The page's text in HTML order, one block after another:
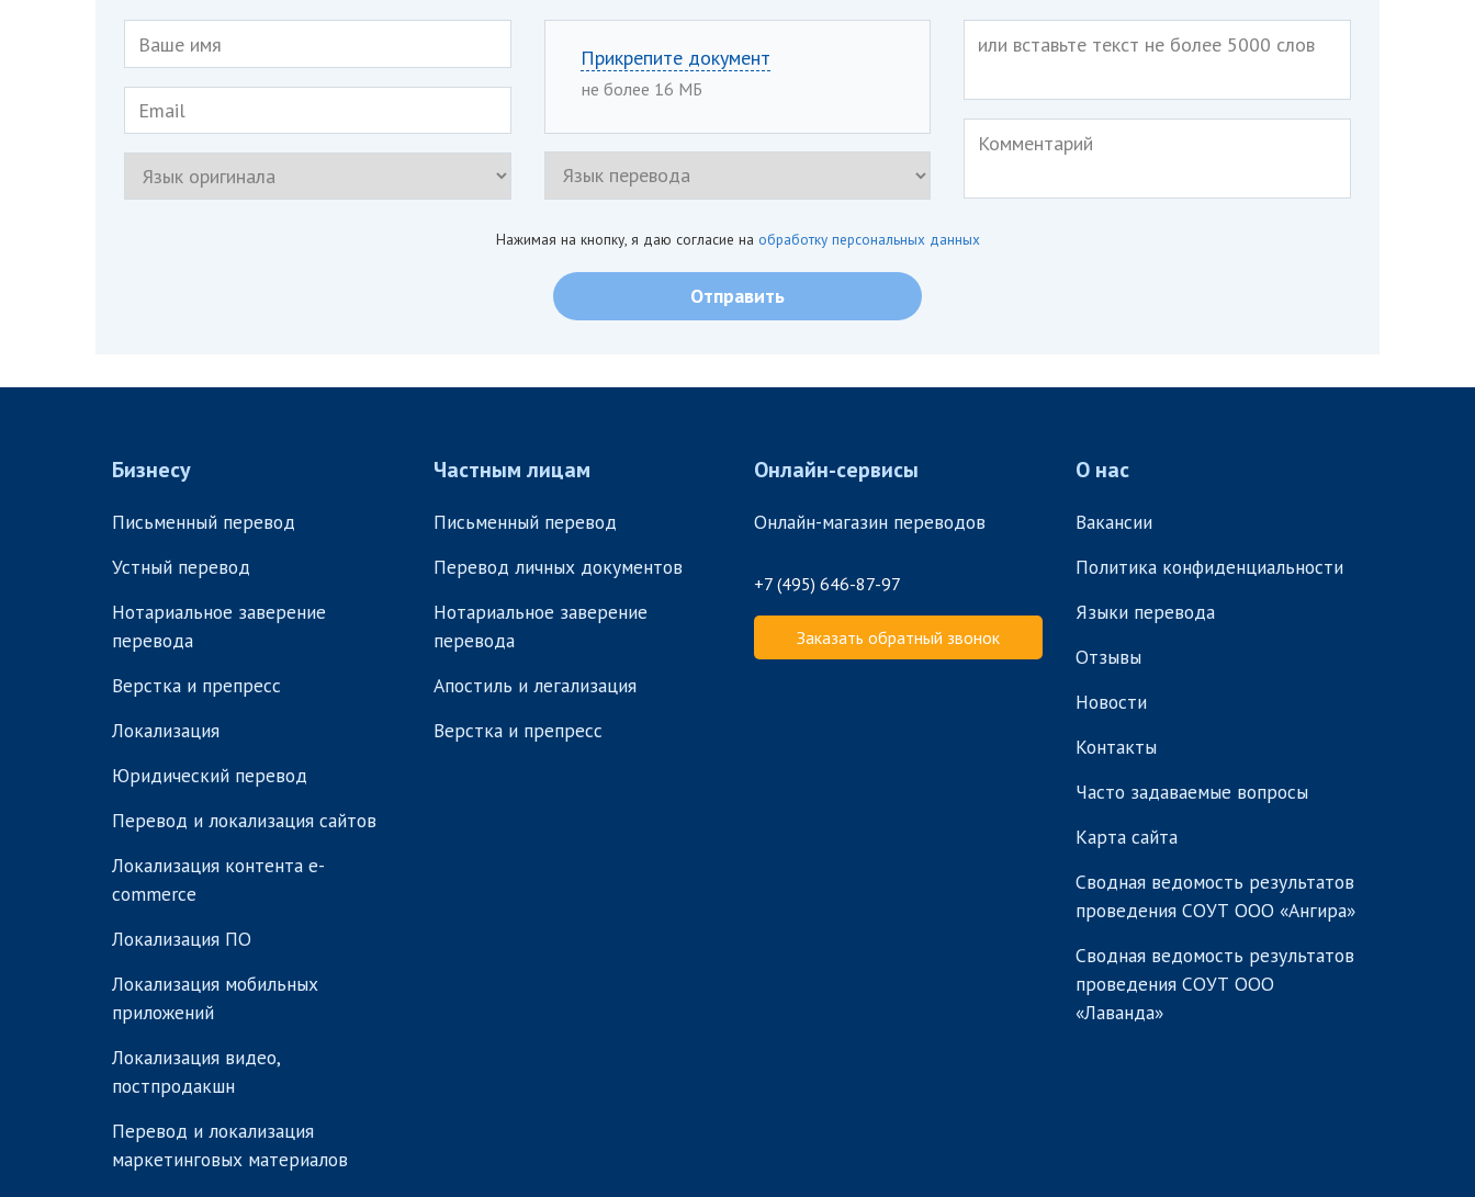
Прикрепите документ
не более 16 МБ
Нажимая на кнопку, я даю согласие на обработку персональных данных
Бизнесу
Письменный перевод
Устный перевод
Нотариальное заверение
перевода
Верстка и препресс
Локализация
Юридический перевод
Перевод и локализация сайтов
Локализация контента e-
commerce
Локализация ПО
Локализация мобильных
приложений
Локализация видео,
постпродакшн
Перевод и локализация
маркетинговых материалов
Частным лицам
Письменный перевод
Перевод личных документов
Нотариальное заверение
перевода
Апостиль и легализация
Верстка и препресс
Онлайн-сервисы
Онлайн-магазин переводов
+7 (495) 646-87-97
Заказать обратный звонок
О нас
Вакансии
Политика конфиденциальности
Языки перевода
Отзывы
Новости
Контакты
Часто задаваемые вопросы
Карта сайта
Сводная ведомость результатов
проведения СОУТ ООО «Ангира»
Сводная ведомость результатов
проведения СОУТ ООО
«Лаванда»